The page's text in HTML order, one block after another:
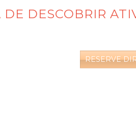
DE DESCOBRIR
RESERVE